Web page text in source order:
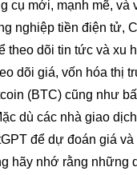
cụ mới, mạnh mẽ, và
nghiệp tiền điện tử,
theo dõi tin tức và xu
dõi giá, vốn hóa thị
(BTC) cũng như
dù các nhà giao
để dự đoán giá và
hãy nhớ rằng những